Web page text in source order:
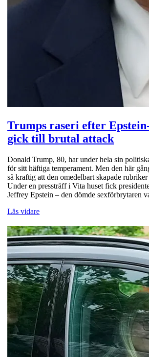
Trumps raseri efter
gick till brutal attack
Donald Trump, 80, har under hela sin
för sitt häftiga temperament. Men den här
så kraftig att den omedelbart skapade
Under en pressträff i Vita huset fick
Jeffrey Epstein – den dömde sexförbrytaren
Läs vidare